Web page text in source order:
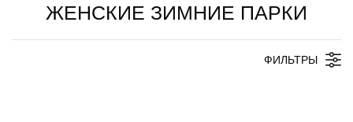
ЖЕНСКИЕ ЗИМНИЕ ПАРКИ
ФИЛЬТРЫ